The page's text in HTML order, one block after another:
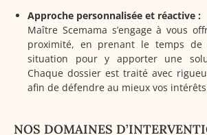
Approche personnalisée et réactive :
Maître Scemama s’engage à vous
proximité, en prenant le temps de
situation pour y apporter une
Chaque dossier est traité avec
afin de défendre au mieux vos
NOS DOMAINES